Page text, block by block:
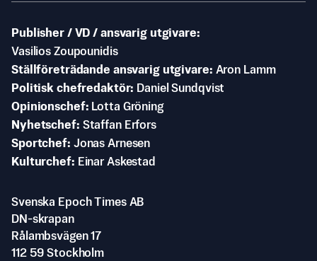
Publisher / VD / ansvarig utgivare
Vasilios Zoupounidis
Ställföreträdande ansvarig utgivare Aron Lamm
Politisk chefredaktör
Daniel Sundqvist
Opinionschef
Lotta Gröning
Nyhetschef Staffan Erfors
Sportchef Jonas Arnesen
Kulturchef
Einar Askestad
Svenska Epoch Times AB
DN-skrapan
Rålambsvägen 17
112 59 Stockholm